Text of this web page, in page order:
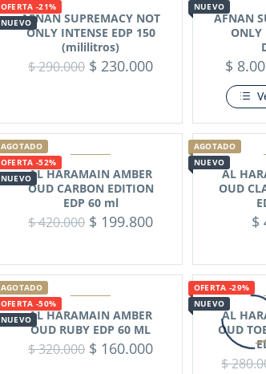
OFERTA -21%
NUEVOAFNAN SUPREMACY NOT
ONLY INTENSE EDP 150
(mililitros)
$290.000 $ 230.000
NUEVO
AFNAN
ONLY
$
AGOTADO
OFERTA -52%
NUEVOAL HARAMAIN AMBER
OUD CARBON EDITION
EDP 60 ml
$420.000 $ 199.800
AGOTADO
NUEVO
AL
OUD
$
AGOTADO
OFERTA -50%
NUEVOAL HARAMAIN AMBER
OUD RUBY EDP 60 ML
$320.000 $ 160.000
OFERTA -29%
NUEVO
AL
OUD
$